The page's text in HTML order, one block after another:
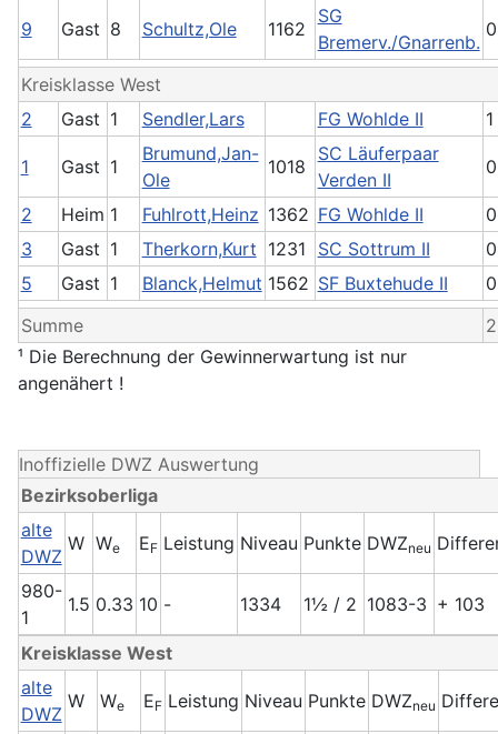
9 Gast 8 Schultz,Ole 1162
SG
Bremerv./Gnarrenb.
Kreisklasse West
2
Gast 1 Sendler,Lars FG Wohlde II 1
1 Gast 1
Brumund,Jan-
Ole
1018
SC Läuferpaar
Verden II
2 Heim 1 Fuhlrott,Heinz 1362 FG Wohlde II
3
Gast 1 Therkorn,Kurt 1231 SC Sottrum II
5
Gast 1 Blanck,Helmut 1562 SF Buxtehude II
Summe
¹ Die Berechnung der Gewinnerwartung ist nur
angenähert !
Inoffizielle DWZ Auswertung
Bezirksoberliga
alte
DWZ
W We EF Leistung Niveau Punkte DWZneu
980-
1
1.5 0.33 10 - 1334 1½ / 2 1083-3 + 103
Kreisklasse West
alte
DWZ
W We EF Leistung Niveau Punkte DWZneu